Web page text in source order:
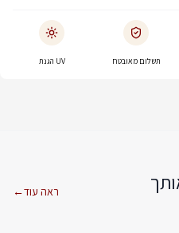
תשלום מאובטח UV הגנת
ראה עוד←